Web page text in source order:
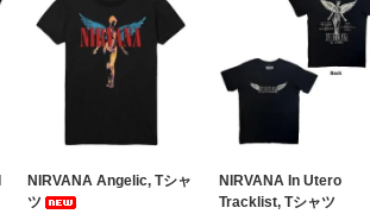
NIRVANA Angelic, Tシャ
ツ
NIRVANA In Utero
Tracklist, Tシャツ